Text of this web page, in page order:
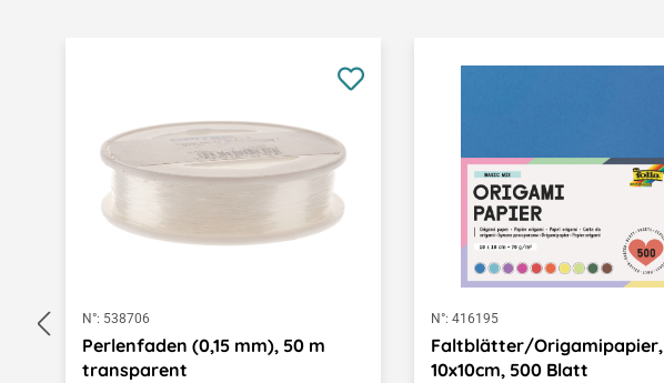
N°: 538706
Perlenfaden (0,15 mm), 50 m
transparent
N°: 416195
Faltblätter/Origamipapier,
10x10cm, 500 Blatt